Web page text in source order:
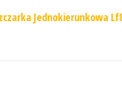
Jednokierunkowa